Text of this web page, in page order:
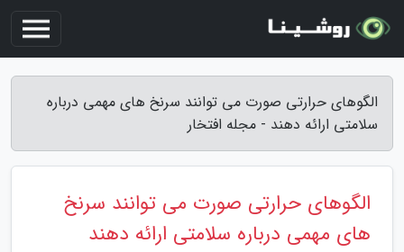
الگوهای حرارتی صورت می توانند سرنخ های مهمی درباره
سلامتی ارائه دهند - مجله افتخار
الگوهای حرارتی صورت می توانند سرنخ
های مهمی درباره سلامتی ارائه دهند